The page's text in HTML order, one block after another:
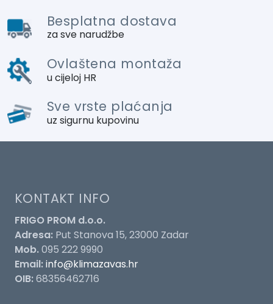
Besplatna dostava
za sve narudžbe
Ovlaštena montaža
u cijeloj HR
Sve vrste plaćanja
uz sigurnu kupovinu
KONTAKT INFO
FRIGO PROM d.o.o.
Adresa: Put Stanova 15, 23000 Zadar
Mob.095 222 9990
Email:info@klimazavas.hr
OIB:68356462716